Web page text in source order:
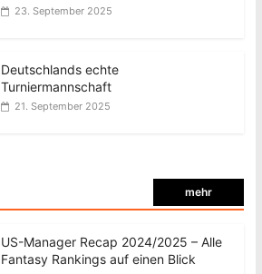
23. September 2025
Deutschlands echte
Turniermannschaft
21. September 2025
mehr
US-Manager Recap 2024/2025 – Alle
Fantasy Rankings auf einen Blick